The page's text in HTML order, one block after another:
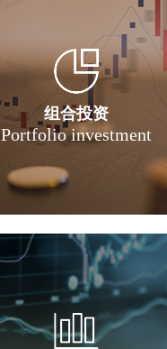
组合投资
Portfolio investment